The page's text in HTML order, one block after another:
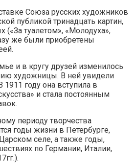
Союза русских художников
публикой тринадцать картин,
(«За туалетом», «Молодуха»,
же были приобретены
и в кругу друзей изменилось
художницы. В ней увидели
1911 году она вступила в
и стала постоянным
периоду творчества
годы жизни в Петербурге,
селе, а также годы,
по Германии, Италии,